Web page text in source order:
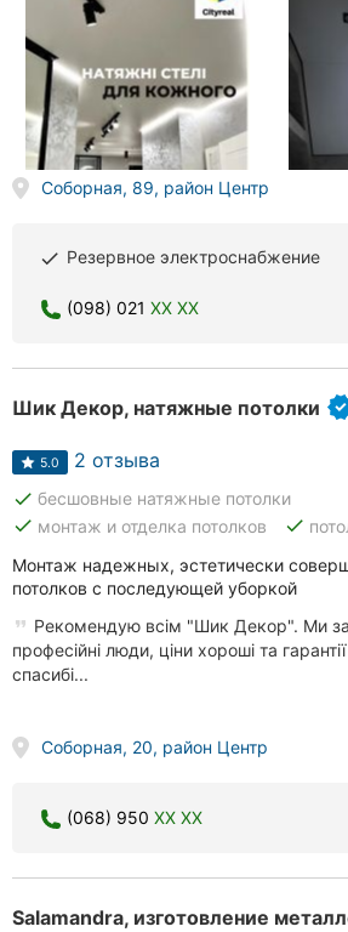
Николаев
Херсон
Полтава
Чернигов
Черкассы
Черновцы
Ивано-
Франковск
Луцк
Ужгород
Карпаты
Соборная, 89, район Центр
done Резервное электроснабжение
(098) 021 XX XX
Шик Декор, натяжные потолки
5.0 2 отзыва
done бесшовные натяжные потолки
done монтаж и отделка потолков done
Монтаж надежных, эстетически
потолков с последующей уборкой
Рекомендую всім "Шик Декор". Ми
професійні люди, ціни хороші та
спасибі...
Соборная, 20, район Центр
(068) 950 XX XX